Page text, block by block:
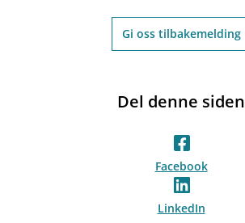
Gi oss tilbakemelding
Del denne siden
Facebook
LinkedIn